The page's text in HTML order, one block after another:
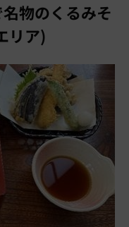
物のくるみそ
リア)